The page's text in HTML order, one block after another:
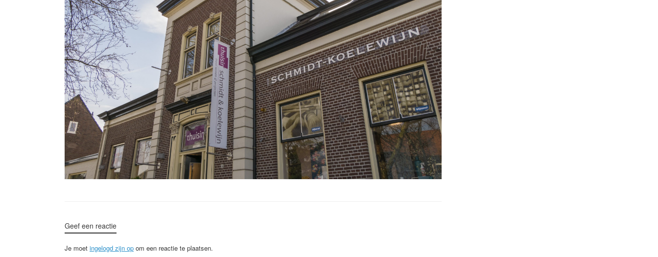
Geef een reactie
Je moet ingelogd zijn op om een reactie te plaatsen.